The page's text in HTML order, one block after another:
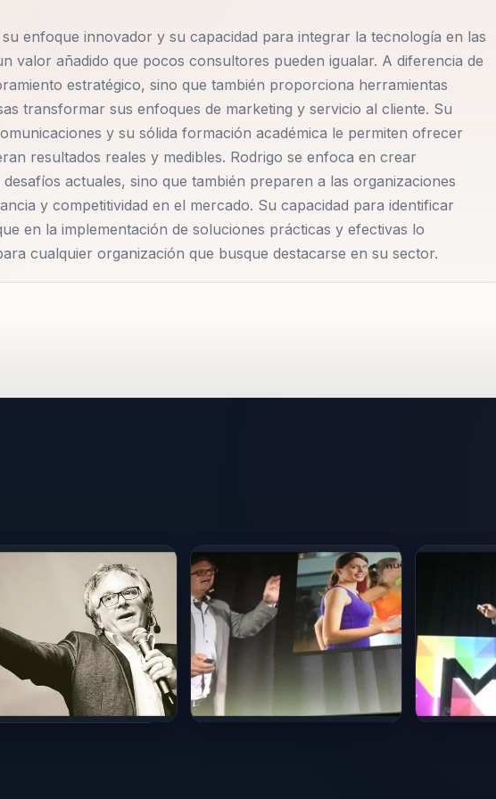
enfoque innovador y su capacidad para integrar la tecnología en las
valor añadido que pocos consultores pueden igualar. A diferencia de
estratégico, sino que también proporciona herramientas
transformar sus enfoques de marketing y servicio al cliente. Su
y su sólida formación académica le permiten ofrecer
resultados reales y medibles. Rodrigo se enfoca en crear
actuales, sino que también preparen a las organizaciones
y competitividad en el mercado. Su capacidad para identificar
en la implementación de soluciones prácticas y efectivas lo
cualquier organización que busque destacarse en su sector.